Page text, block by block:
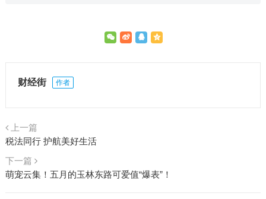
财经街 作者
上一篇
税法同行 护航美好生活
下一篇
萌宠云集！五月的玉林东路可爱值“爆表”！